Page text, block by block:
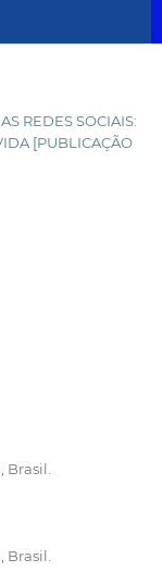
REDES SOCIAIS:
[PUBLICAÇÃO
Brasil.
Brasil.